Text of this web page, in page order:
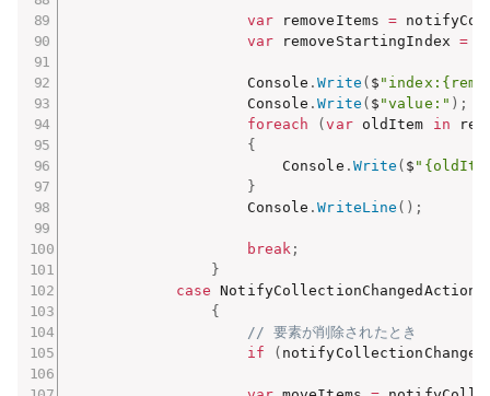
var removeItems =
var removeStartingIndex =
                    Console
.Write ( $
                    Console
.Write ( $ "value:" ) ;
foreach
(var oldItem in
{
                        Console
. Write ( $
}
                    Console
.WriteLine ( ) ;
break ;
}
case NotifyCollectionChangedAction
{
// 要素が削除されたとき
if
(